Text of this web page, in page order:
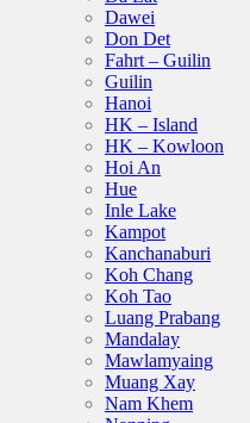
Dawei
Don Det
Fahrt – Guilin
Guilin
Hanoi
HK – Island
HK – Kowloon
Hoi An
Hue
Inle Lake
Kampot
Kanchanaburi
Koh Chang
Koh Tao
Luang Prabang
Mandalay
Mawlamyaing
Muang Xay
Nam Khem